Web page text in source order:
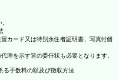
カード又は特別永住者証明書、写真付個
理を示す旨の委任状も必要となります。
る手数料の額及び徴収方法